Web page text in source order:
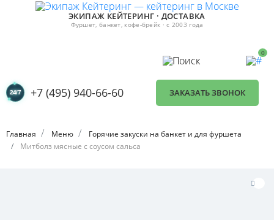
ЭКИПАЖ КЕЙТЕРИНГ · ДОСТАВКА
Фуршет, банкет, кофе-брейк · с 2003 года
0
+7 (495) 940-66-60 ЗАКАЗАТЬ ЗВОНОК
Главная Меню
Горячие закуски на банкет и для фуршета
Митболз мясные с соусом сальса